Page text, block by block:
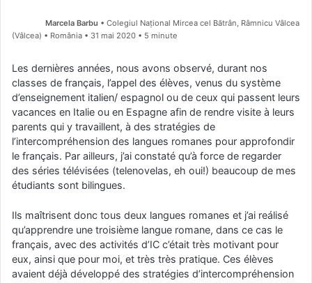
Marcela Barbu • Colegiul Național Mircea cel Bătrân, Râmnicu Vâlcea
(Vâlcea) • România
31 mai 2020 • 5 minute
Les dernières années, nous avons observé, durant nos
classes de français, l’appel des élèves, venus du système
d’enseignement italien/ espagnol ou de ceux qui passent leurs
vacances en Italie ou en Espagne afin de rendre visite à leurs
parents qui y travaillent, à des stratégies de
l’intercompréhension des langues romanes pour approfondir
le français. Par ailleurs, j’ai constaté qu’à force de regarder
des séries télévisées (telenovelas, eh oui!) beaucoup de mes
étudiants sont bilingues.
Ils maîtrisent donc tous deux langues romanes et j’ai reálisé
qu’apprendre une troisième langue romane, dans ce cas le
français, avec des activités d’IC c’était très motivant pour
eux, ainsi que pour moi, et très très pratique. Ces élèves
avaient déjà développé des stratégies d’intercompréhension